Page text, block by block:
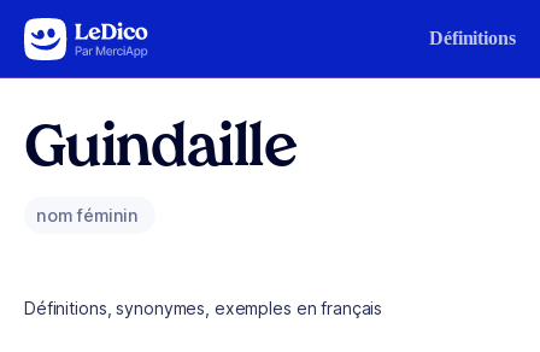
Aller au contenu Définitions
Guindaille
nom féminin
Définitions, synonymes, exemples en français